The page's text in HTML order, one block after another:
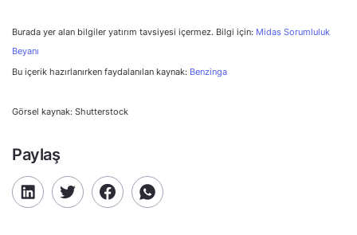
Burada yer alan bilgiler yatırım tavsiyesi içermez. Bilgi için: Midas Sorumluluk
Beyanı
Bu içerik hazırlanırken faydalanılan kaynak: Benzinga
Görsel kaynak: Shutterstock
Paylaş